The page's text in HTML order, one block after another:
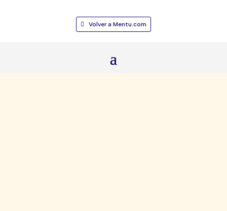
Volver a Mentu.com